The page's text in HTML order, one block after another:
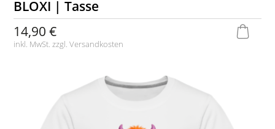
BLOXI | Tasse
14,90 €
inkl. MwSt. zzgl.Versandkosten